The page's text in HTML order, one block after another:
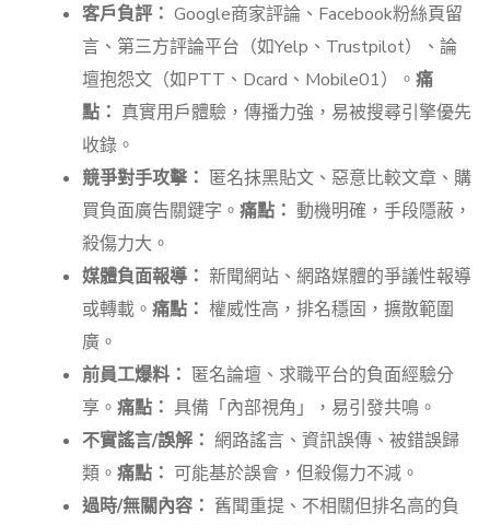
客戶負評： Google商家評論、Facebook粉絲頁留
言、第三方評論平台（如Yelp、Trustpilot）、論
壇抱怨文（如PTT、Dcard、Mobile01）。 痛
點： 真實用戶體驗，傳播力強，易被搜尋引擎優先
收錄。
競爭對手攻擊： 匿名抹黑貼文、惡意比較文章、購
買負面廣告關鍵字。 痛點： 動機明確，手段隱蔽，
殺傷力大。
媒體負面報導： 新聞網站、網路媒體的爭議性報導
或轉載。 痛點： 權威性高，排名穩固，擴散範圍
廣。
前員工爆料： 匿名論壇、求職平台的負面經驗分
享。 痛點： 具備「內部視角」，易引發共鳴。
不實謠言/誤解： 網路謠言、資訊誤傳、被錯誤歸
類。 痛點： 可能基於誤會，但殺傷力不減。
過時/無關內容： 舊聞重提、不相關但排名高的負